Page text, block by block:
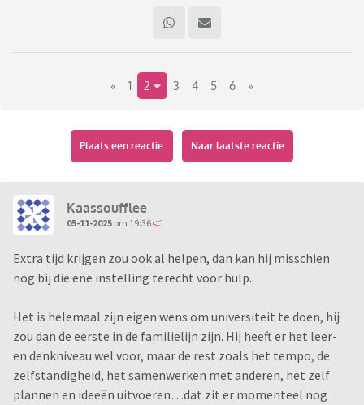
ontglipt. De begeleiding vanuit school is niet voldoende, en
hoewel ik, zoon en ab meermaals hebben aangegeven dat hij
het inhoudelijk niet redt (geen idee van de opbouw, stappen
en inhoud maken, ab en ik plannen en helpen met het
en ab+mij ontbreekt het aan inhoudelijke kennis) komen ze
nu pas met het idee van een bepaalde instantie in de buurt
die inhoudelijk en professioneel kunnen begeleiden.
maar alles zit vol (logisch).
Maar ja, de tip van school komt rijkelijk te laat nu, over 6
Ik zit met mijn handen in het haar. Wie is hier in thuis en
« 1 2 3 4 5 6 »
Plaats een reactie Naar laatste reactie
Kaassoufflee
05-11-2025 om 19:36
Extra tijd krijgen zou ook al helpen, dan kan hij misschien
nog bij die ene instelling terecht voor hulp.
Het is helemaal zijn eigen wens om universiteit te doen, hij
zou dan de eerste in de familielijn zijn. Hij heeft er het leer-
en denkniveau wel voor, maar de rest zoals het tempo, de
zelfstandigheid, het samenwerken met anderen, het zelf
plannen en ideeën uitvoeren…dat zit er momenteel nog